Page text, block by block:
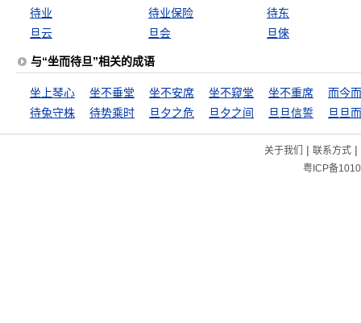
待业
待业保险
待东
旦云
旦会 旦倈
与“坐而待旦”相关的成语
坐上琴心 坐不垂堂 坐不安席 坐不窥堂 坐不重席
而今
待兔守株
待势乘时 旦夕之危 旦夕之间 旦旦信誓 旦旦
关于我们 | 联系方式|
粤ICP备